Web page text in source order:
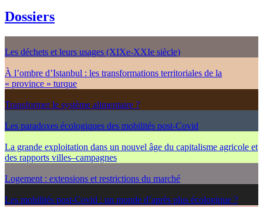
Dossiers
Les déchets et leurs usages (XIXe-XXIe siècle)
À l’ombre d’Istanbul : les transformations territoriales de la
« province » turque
Transformer le système alimentaire ?
Les paradoxes écologiques des mobilités post-Covid
La grande exploitation dans un nouvel âge du capitalisme agricole et
des rapports villes–campagnes
Logement : extensions et restrictions du marché
Les mobilités post-Covid : un monde d’après plus écologique ?